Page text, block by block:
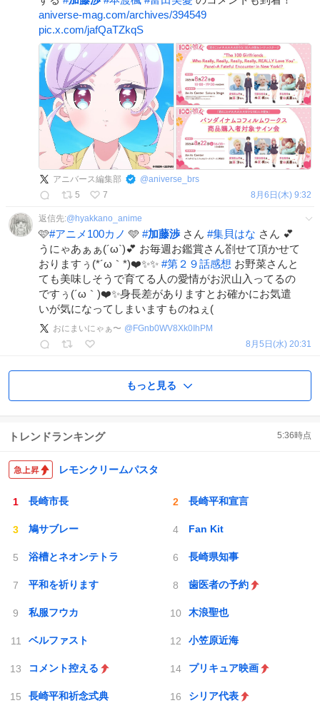
aniverse-mag.com/archives/394549
pic.x.com/jafQaTZkqS
アニバース編集部 @aniverse_brs
5
7 8月6日(木) 9:32
返信先:@ hyakkano_anime
🩷#アニメ100カノ 🩵 #加藤渉さん #集貝はな さん 💕
うにゃあぁぁ(´ω`)💕 お毎週お鑑賞さん剳せて頂かせて
おりますぅ(*´ω｀*)❤️✨✨ #第２９話感想 お野菜さんと
ても美味しそうで育てる人の愛情がお沢山入ってるの
ですぅ(´ω｀)❤️✨身長差がありますとお確かにお気遣
いが気になってしまいますものねぇ(
おにまいにゃぁ〜 @ FGnb0WV8Xk0IhPM
8月5日(水) 20:31
もっと見る
トレンドランキング 5:36時点
レモンクリームパスタ
長崎市長 長崎平和宣言
鳩サブレー Fan Kit
浴槽とネオンテトラ 長崎県知事
平和を祈ります 歯医者の予約
私服フウカ 木浪聖也
ベルファスト 小笠原近海
コメント控える プリキュア映画
長崎平和祈念式典 シリア代表